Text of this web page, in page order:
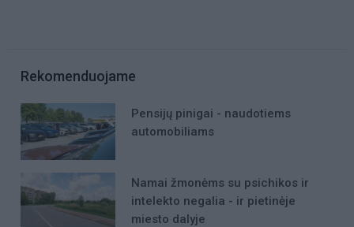
Rekomenduojame
Pensijų pinigai - naudotiems
automobiliams
Namai žmonėms su psichikos ir
intelekto negalia - ir pietinėje
miesto dalyje